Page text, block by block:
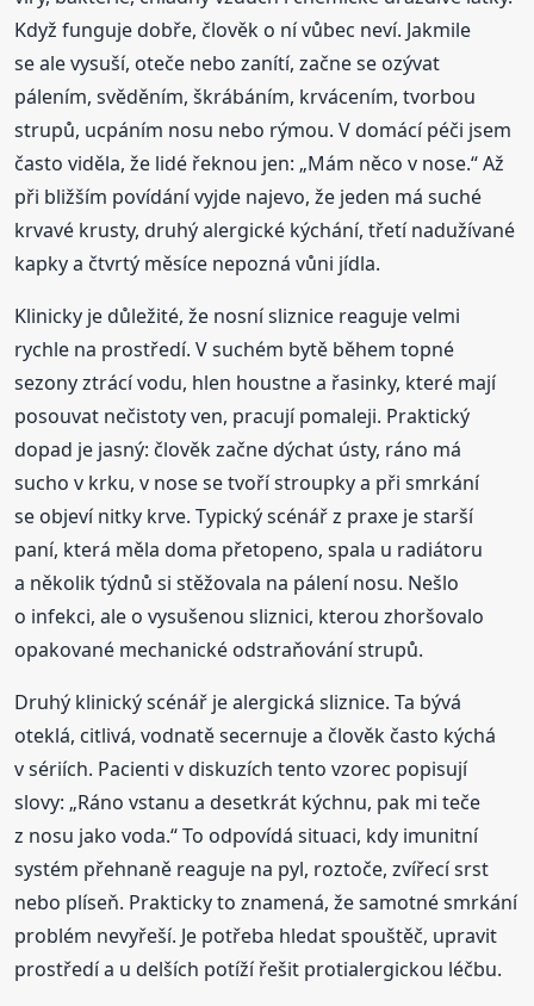
Když funguje dobře, člověk o ní vůbec neví. Jakmile
se ale vysuší, oteče nebo zanítí, začne se ozývat
pálením, svěděním, škrábáním, krvácením, tvorbou
strupů, ucpáním nosu nebo rýmou. V domácí péči jsem
často viděla, že lidé řeknou jen: „Mám něco v nose.“ Až
při bližším povídání vyjde najevo, že jeden má suché
krvavé krusty, druhý alergické kýchání, třetí nadužívané
kapky a čtvrtý měsíce nepozná vůni jídla.
Klinicky je důležité, že nosní sliznice reaguje velmi
rychle na prostředí. V suchém bytě během topné
sezony ztrácí vodu, hlen houstne a řasinky, které mají
posouvat nečistoty ven, pracují pomaleji. Praktický
dopad je jasný: člověk začne dýchat ústy, ráno má
sucho v krku, v nose se tvoří stroupky a při smrkání
se objeví nitky krve. Typický scénář z praxe je starší
paní, která měla doma přetopeno, spala u radiátoru
a několik týdnů si stěžovala na pálení nosu. Nešlo
o infekci, ale o vysušenou sliznici, kterou zhoršovalo
opakované mechanické odstraňování strupů.
Druhý klinický scénář je alergická sliznice. Ta bývá
oteklá, citlivá, vodnatě secernuje a člověk často kýchá
v sériích. Pacienti v diskuzích tento vzorec popisují
slovy: „Ráno vstanu a desetkrát kýchnu, pak mi teče
z nosu jako voda.“ To odpovídá situaci, kdy imunitní
systém přehnaně reaguje na pyl, roztoče, zvířecí srst
nebo plíseň. Prakticky to znamená, že samotné smrkání
problém nevyřeší. Je potřeba hledat spouštěč, upravit
prostředí a u delších potíží řešit protialergickou léčbu.